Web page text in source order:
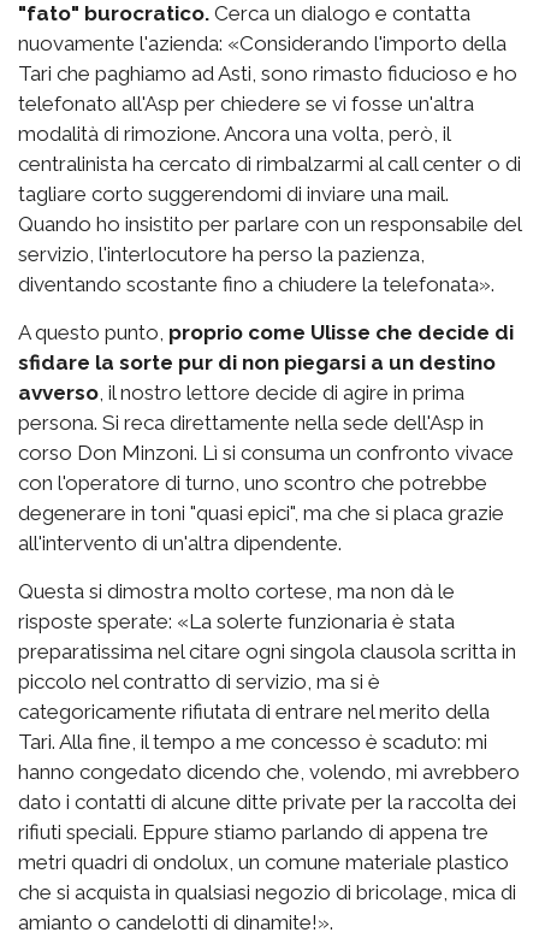
"fato" burocratico. Cerca un dialogo e contatta
nuovamente l'azienda: «Considerando l'importo della
Tari che paghiamo ad Asti, sono rimasto fiducioso e ho
telefonato all'Asp per chiedere se vi fosse un'altra
modalità di rimozione. Ancora una volta, però, il
centralinista ha cercato di rimbalzarmi al call center o di
tagliare corto suggerendomi di inviare una mail.
Quando ho insistito per parlare con un responsabile del
servizio, l'interlocutore ha perso la pazienza,
diventando scostante fino a chiudere la telefonata».
A questo punto, proprio come Ulisse che decide di
sfidare la sorte pur di non piegarsi a un destino
avverso, il nostro lettore decide di agire in prima
persona. Si reca direttamente nella sede dell'Asp in
corso Don Minzoni. Lì si consuma un confronto vivace
con l'operatore di turno, uno scontro che potrebbe
degenerare in toni "quasi epici", ma che si placa grazie
all'intervento di un'altra dipendente.
Questa si dimostra molto cortese, ma non dà le
risposte sperate: «La solerte funzionaria è stata
preparatissima nel citare ogni singola clausola scritta in
piccolo nel contratto di servizio, ma si è
categoricamente rifiutata di entrare nel merito della
Tari. Alla fine, il tempo a me concesso è scaduto: mi
hanno congedato dicendo che, volendo, mi avrebbero
dato i contatti di alcune ditte private per la raccolta dei
rifiuti speciali. Eppure stiamo parlando di appena tre
metri quadri di ondolux, un comune materiale plastico
che si acquista in qualsiasi negozio di bricolage, mica di
amianto o candelotti di dinamite!».